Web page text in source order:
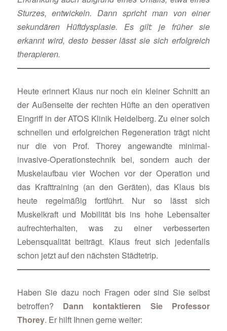
Sturzes, entwickeln. Dann spricht man von einer
sekundären Hüftdysplasie. Es gilt: je früher sie
erkannt wird, desto besser lässt sie sich erfolgreich
therapieren.
Heute erinnert Klaus nur noch ein kleiner Schnitt an
der Außenseite der rechten Hüfte an den operativen
Eingriff in der ATOS Klinik Heidelberg. Zu einer solch
schnellen und erfolgreichen Regeneration trägt nicht
nur die von Prof. Thorey angewandte minimal-
invasive-Operationstechnik bei, sondern auch der
Muskelaufbau vier Wochen vor der Operation und
das Krafttraining (an den Geräten), das Klaus bis
heute regelmäßig fortführt. Nur so lässt sich
Muskelkraft und Mobilität bis ins hohe Lebensalter
aufrechterhalten, was zu einer verbesserten
Lebensqualität beiträgt. Klaus freut sich jedenfalls
schon jetzt auf den nächsten Städtetrip.
Haben Sie dazu noch Fragen oder sind Sie selbst
betroffen? Dann kontaktieren Sie Professor
Thorey. Er hilft Ihnen gerne weiter: